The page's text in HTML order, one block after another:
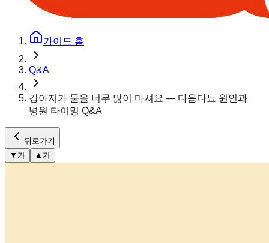
가이드 홈
Q&A
강아지가 물을 너무 많이 마셔요 — 다음다뇨 원인과
병원 타이밍 Q&A
뒤로가기
▼ 가 ▲ 가